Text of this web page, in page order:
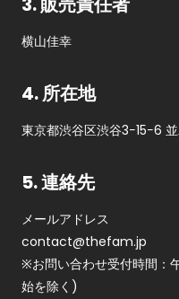
横山佳幸
4. 所在地
東京都渋谷区渋谷3−15−6
5. 連絡先
メールアドレス
contact@thefam.jp
※お問い合わせ受付時間：
始を除く)